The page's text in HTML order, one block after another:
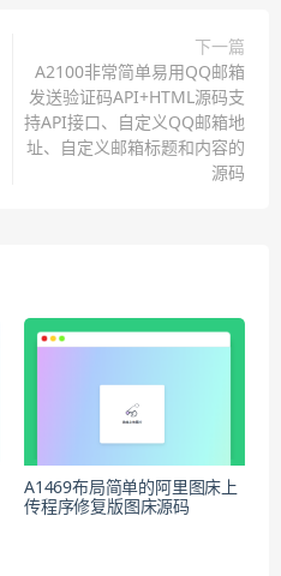
下一篇
A2100非常简单易用QQ邮箱
发送验证码API+HTML源码支
持API接口、自定义QQ邮箱地
址、自定义邮箱标题和内容的
源码
A1469布局简单的阿里图床上
传程序修复版图床源码